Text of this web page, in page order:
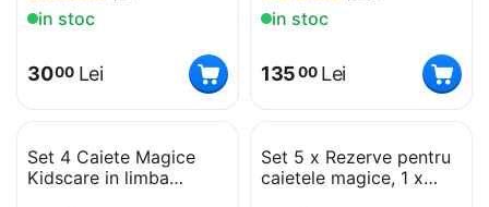
cmin stoc
3000 Lei
in stoc
13500 Lei
Set 4 Caiete Magice
Kidscare in limba
Set 5 x Rezerve pentru
caietele magice, 1 x